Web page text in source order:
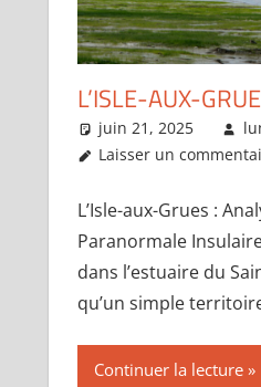
L’ISLE-AUX-
juin 21, 2025
Laisser un
L’Isle-aux-Grues :
Paranormale
dans l’estuaire du
qu’un simple
Continuer la lecture